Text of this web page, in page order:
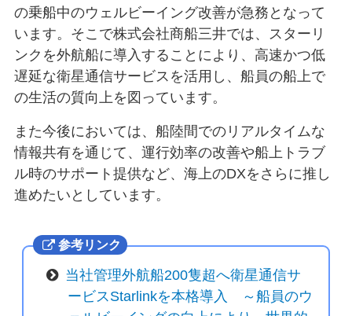
の乗船中のウェルビーイング改善が急務となって
います。そこで株式会社商船三井では、スターリ
ンクを外航船に導入することにより、高速かつ低
遅延な衛星通信サービスを活用し、船員の船上で
の生活の質向上を図っています。
また今後においては、船陸間でのリアルタイムな
情報共有を通じて、運行効率の改善や船上トラブ
ル時のサポート提供など、海上のDXをさらに推し
進めたいとしています。
参考リンク
当社管理外航船200隻超へ衛星通信サ
ービスStarlinkを本格導入 ～船員のウ